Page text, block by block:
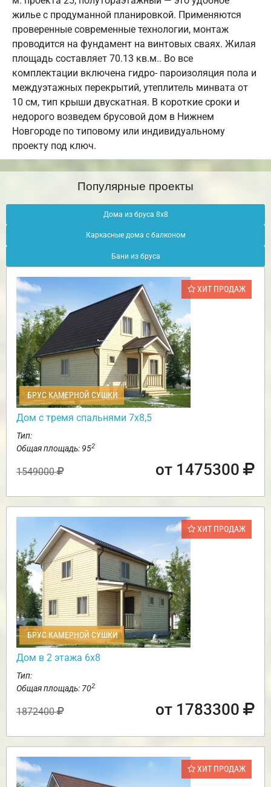
жилье с продуманной планировкой. Применяются
проверенные современные технологии, монтаж
проводится на фундамент на винтовых сваях. Жилая
площадь составляет 70.13 кв.м.. Во все
комплектации включена гидро- пароизоляция пола и
междуэтажных перекрытий, утеплитель минвата от
10 см, тип крыши двускатная. В короткие сроки и
недорого возведем брусовой дом в Нижнем
Новгороде по типовому или индивидуальному
проекту под ключ.
Популярные проекты
Дома из бруса 8х8
Каркасные дома с балконом
Бани из бруса
ХИТ ПРОДАЖ
БРУС КАМЕРНОЙ СУШКИ
Дом с тремя спальнями 7х8,5
Тип:
Общая площадь: 952
1549000 от 1475300
ХИТ ПРОДАЖ
БРУС КАМЕРНОЙ СУШКИ
Дом в 2 этажа 6х8
Тип:
Общая площадь: 702
1872400 от 1783300
ХИТ ПРОДАЖ